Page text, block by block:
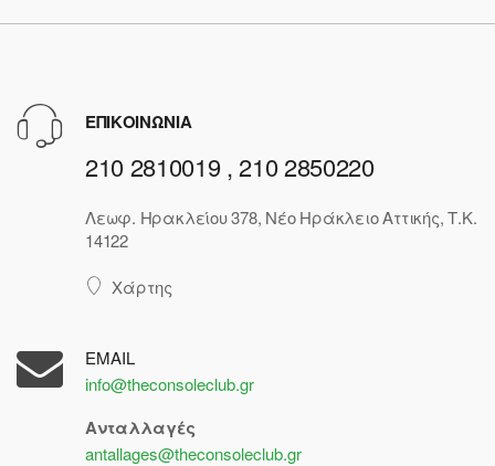
ΕΠΙΚΟΙΝΩΝΙΑ
210 2810019 , 210 2850220
Λεωφ. Ηρακλείου 378, Νέο Ηράκλειο Αττικής, Τ.Κ.
14122
Χάρτης
EMAIL
info@theconsoleclub.gr
Ανταλλαγές
antallages@theconsoleclub.gr